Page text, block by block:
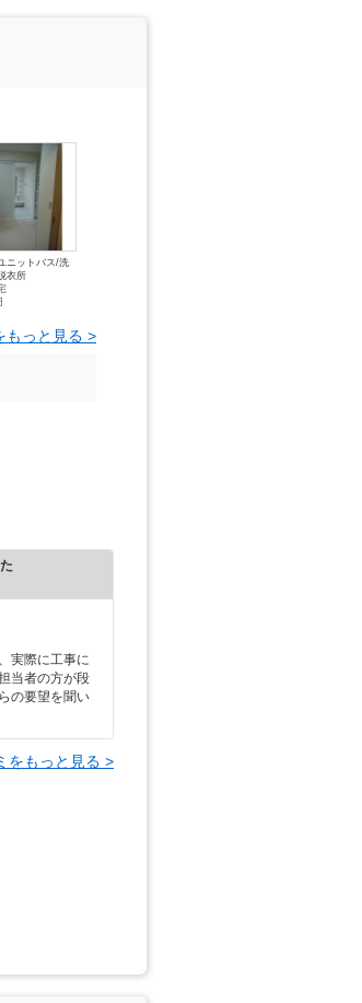
ニットバス/洗
衣所
もっと見る >
実際に工事に
当者の方が段
の要望を聞い
をもっと見る >